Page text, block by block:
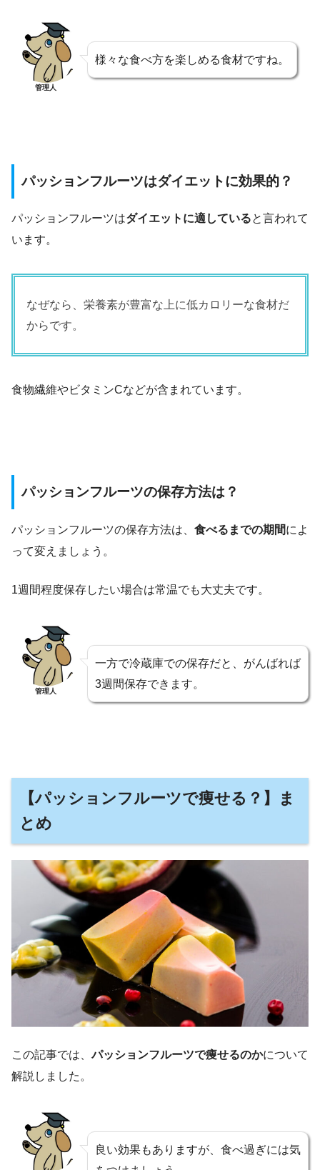
管理人
様々な食べ方を楽しめる食材ですね。
パッションフルーツはダイエットに効果的？
パッションフルーツはダイエットに適していると言われて
います。
なぜなら、栄養素が豊富な上に低カロリーな食材だ
からです。
食物繊維やビタミンCなどが含まれています。
パッションフルーツの保存方法は？
パッションフルーツの保存方法は、 食べるまでの期間によ
って変えましょう。
1週間程度保存したい場合は常温でも大丈夫です。
管理人
一方で冷蔵庫での保存だと、がんばれば
3週間保存できます。
【パッションフルーツで痩せる？】ま
とめ
この記事では、パッションフルーツで痩せるのかについて
解説しました。
良い効果もありますが、食べ過ぎには気